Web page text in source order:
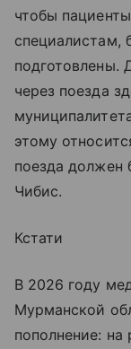
чтобы
специалистам,
подготовлены.
через поезда
этому
поезда должен
Чибис.
Кстати
В 2026 году
Мурманской
пополнение: на